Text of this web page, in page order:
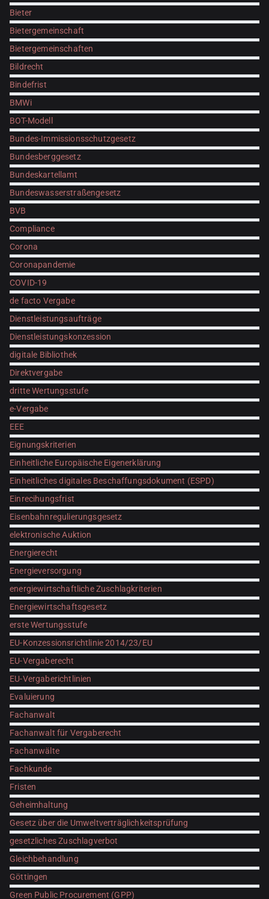
Bieter
Bietergemeinschaft
Bietergemeinschaften
Bildrecht
Bindefrist
BMWi
BOT-Modell
Bundes-Immissionsschutzgesetz
Bundesberggesetz
Bundeskartellamt
Bundeswasserstraßengesetz
BVB
Compliance
Corona
Coronapandemie
COVID-19
de facto Vergabe
Dienstleistungsaufträge
Dienstleistungskonzession
digitale Bibliothek
Direktvergabe
dritte Wertungsstufe
e-Vergabe
EEE
Eignungskriterien
Einheitliche Europäische Eigenerklärung
Einheitliches digitales Beschaffungsdokument (ESPD)
Einrecihungsfrist
Eisenbahnregulierungsgesetz
elektronische Auktion
Energierecht
Energieversorgung
energiewirtschaftliche Zuschlagkriterien
Energiewirtschaftsgesetz
erste Wertungsstufe
EU-Konzessionsrichtlinie 2014/23/EU
EU-Vergaberecht
EU-Vergaberichtlinien
Evaluierung
Fachanwalt
Fachanwalt für Vergaberecht
Fachanwälte
Fachkunde
Fristen
Geheimhaltung
Gesetz über die Umweltverträglichkeitsprüfung
gesetzliches Zuschlagverbot
Gleichbehandlung
Göttingen
Green Public Procurement (GPP)